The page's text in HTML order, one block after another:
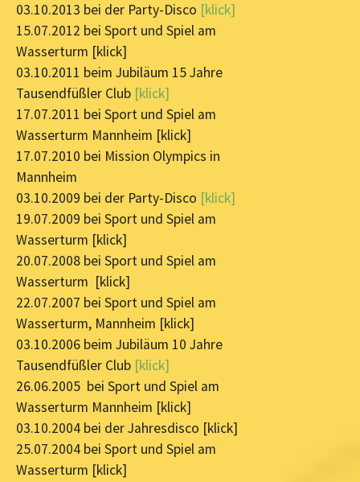
03.10.2013 bei der Party-Disco [klick]
15.07.2012 bei Sport und Spiel am
Wasserturm [klick]
03.10.2011 beim Jubiläum 15 Jahre
Tausendfüßler Club [klick]
17.07.2011 bei Sport und Spiel am
Wasserturm Mannheim [klick]
17.07.2010 bei Mission Olympics in
Mannheim
03.10.2009 bei der Party-Disco [klick]
19.07.2009 bei Sport und Spiel am
Wasserturm [klick]
20.07.2008 bei Sport und Spiel am
Wasserturm [klick]
22.07.2007 bei Sport und Spiel am
Wasserturm, Mannheim [klick]
03.10.2006 beim Jubiläum 10 Jahre
Tausendfüßler Club [klick]
26.06.2005 bei Sport und Spiel am
Wasserturm Mannheim [klick]
03.10.2004 bei der Jahresdisco [klick]
25.07.2004 bei Sport und Spiel am
Wasserturm [klick]